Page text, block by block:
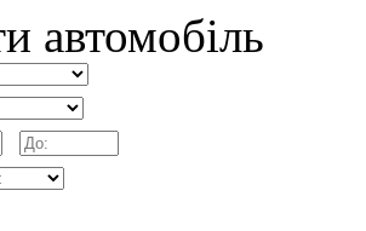
автомобіль